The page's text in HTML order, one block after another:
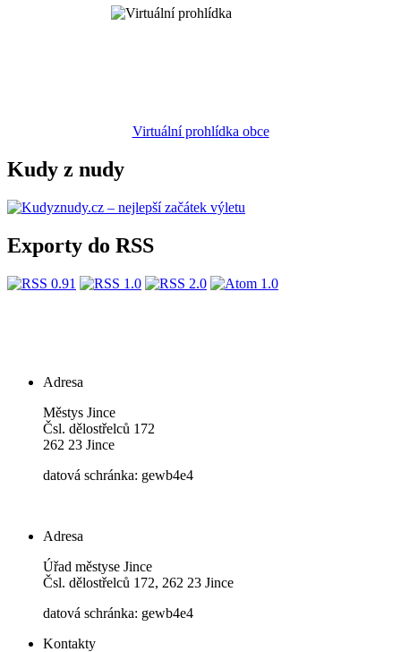
Virtuální prohlídka obce
Kudy z nudy
Exporty do RSS
Adresa
Městys Jince
Čsl. dělostřelců 172
262 23 Jince
datová schránka: gewb4e4
Adresa
Úřad městyse Jince
Čsl. dělostřelců 172, 262 23 Jince
datová schránka: gewb4e4
Kontakty